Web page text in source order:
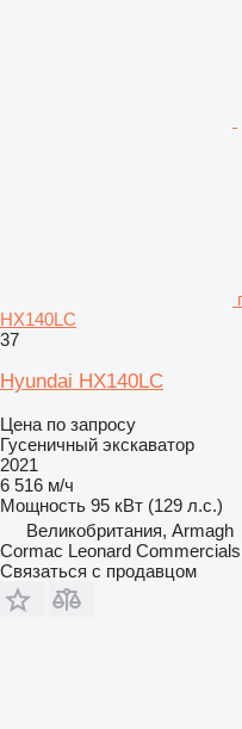
HX140LC
37
Hyundai HX140LC
Цена по запросу
Гусеничный экскаватор
2021
6 516 м/ч
Мощность 95 кВт (129 л.с.)
Великобритания, Armagh
Cormac Leonard Commercials
Связаться с продавцом